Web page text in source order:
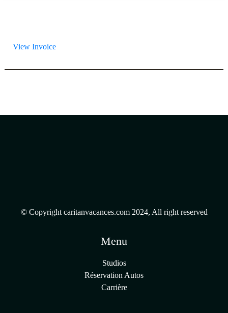
View Invoice
© Copyright caritanvacances.com 2024, All right reserved
Menu
Studios
Réservation Autos
Carrière